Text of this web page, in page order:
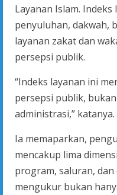
Layanan Islam.
penyuluhan, dakwah,
layanan zakat dan
persepsi publik.
“Indeks layanan ini
persepsi publik,
administrasi,” katanya.
Ia memaparkan,
mencakup lima
program, saluran, dan
mengukur bukan